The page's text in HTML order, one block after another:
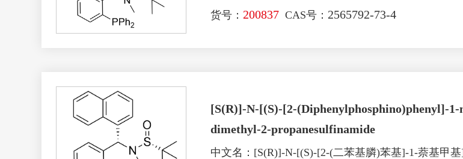
货号： 200837 CAS号： 2565792-73-4
[S(R)]-N-[(S)-[2-(Diphenylphosphino)phenyl]-
dimethyl-2-propanesulfinamide
中文名：[S(R)]-N-[(S)-[2-(二苯基膦)苯基]-1-萘基甲